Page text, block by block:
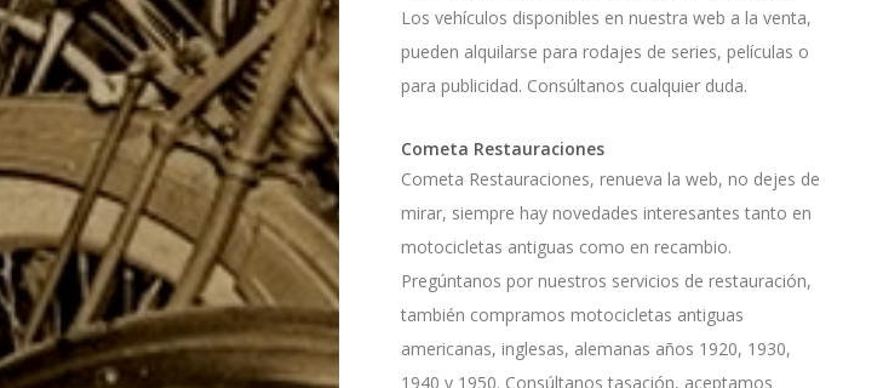
Los vehículos disponibles en nuestra web a la venta,
pueden alquilarse para rodajes de series, películas o
para publicidad. Consúltanos cualquier duda.
Cometa Restauraciones
Cometa Restauraciones, renueva la web, no dejes de
mirar, siempre hay novedades interesantes tanto en
motocicletas antiguas como en recambio.
Pregúntanos por nuestros servicios de restauración,
también compramos motocicletas antiguas
americanas, inglesas, alemanas años 1920, 1930,
1940 y 1950. Consúltanos tasación, aceptamos